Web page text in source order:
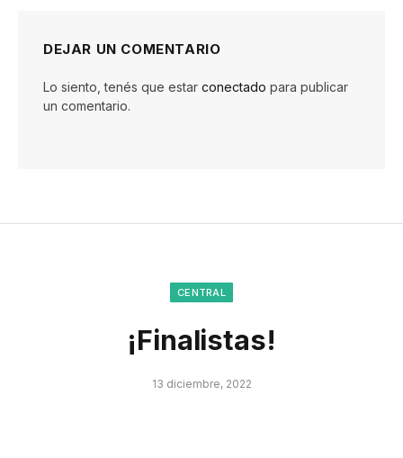
DEJAR UN COMENTARIO
Lo siento, tenés que estar conectado para publicar
un comentario.
CENTRAL
¡Finalistas!
13 diciembre, 2022